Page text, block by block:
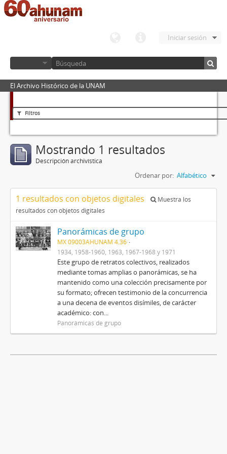
Iniciar sesión
El Archivo Histórico de la UNAM
Filtros
Mostrando 1 resultados
Descripción archivística
Ordenar por: Alfabético
1 resultados con objetos digitales
Muestra los
resultados con objetos digitales
Panorámicas de grupo
MX 09003AHUNAM 4.36
1934, 1958-1960, 1963, 1967-1968 y 1971
Este grupo de retratos colectivos, realizados
mediante tomas amplias o panorámicas, se ha
mantenido como una colección precisamente por
su formato; ofrecen testimonio de la concurrencia
a una decena de eventos disímiles, de carácter
académico: con...
Panorámicas de grupo